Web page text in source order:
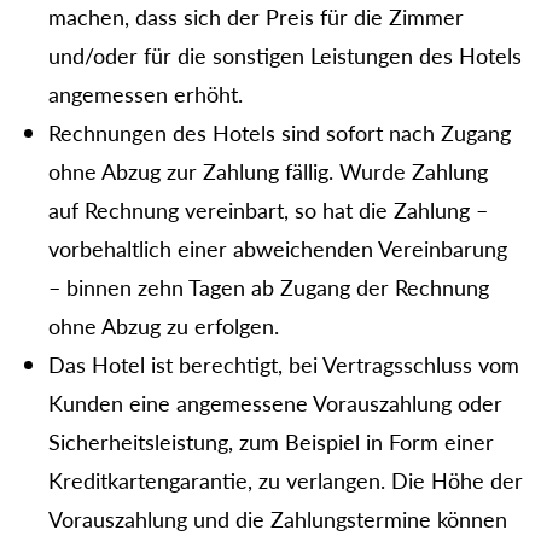
machen, dass sich der Preis für die Zimmer
und/oder für die sonstigen Leistungen des Hotels
angemessen erhöht.
Rechnungen des Hotels sind sofort nach Zugang
ohne Abzug zur Zahlung fällig. Wurde Zahlung
auf Rechnung vereinbart, so hat die Zahlung –
vorbehaltlich einer abweichenden Vereinbarung
– binnen zehn Tagen ab Zugang der Rechnung
ohne Abzug zu erfolgen.
Das Hotel ist berechtigt, bei Vertragsschluss vom
Kunden eine angemessene Vorauszahlung oder
Sicherheitsleistung, zum Beispiel in Form einer
Kreditkartengarantie, zu verlangen. Die Höhe der
Vorauszahlung und die Zahlungstermine können